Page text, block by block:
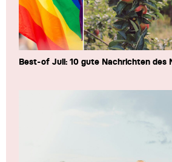
Best-of Juli: 10 gute Nachrichten des